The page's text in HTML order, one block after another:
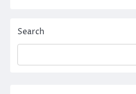
Search